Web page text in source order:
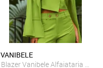
VANIBELE
Blazer Vanibele Alfaiataria